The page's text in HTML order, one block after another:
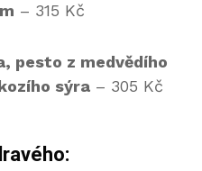
– 315 Kč
pesto z medvědího
sýra – 305 Kč